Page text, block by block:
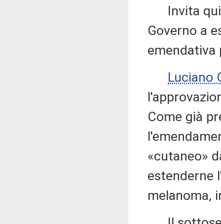
Invita
Governo a
emendativa
Luciano
Come già
«cutaneo»
estenderne
melanoma,